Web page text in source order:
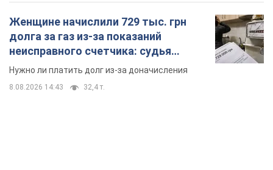
Женщине начислили 729 тыс. грн
долга за газ из-за показаний
неисправного счетчика: судья
вынес неожиданное решение
Нужно ли платить долг из-за доначисления
8.08.2026 14:43 32,4 т.